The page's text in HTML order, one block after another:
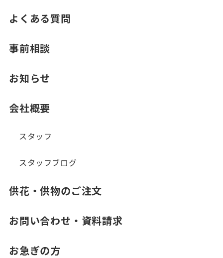
よくある質問
事前相談
お知らせ
会社概要
スタッフ
スタッフブログ
供花・供物のご注文
お問い合わせ・資料請求
お急ぎの方